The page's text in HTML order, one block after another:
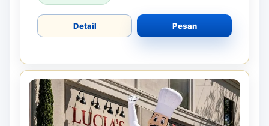
Detail Pesan